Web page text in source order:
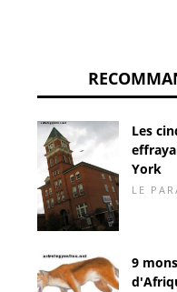
Les
York
LE
9